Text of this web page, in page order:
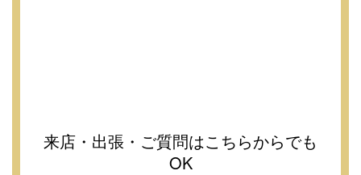
来店・出張・ご質問はこちらからでも
OK